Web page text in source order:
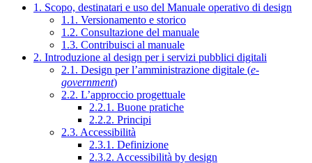
1. Scopo, destinatari e uso del Manuale operativo di design
1.1. Versionamento e storico
1.2. Consultazione del manuale
1.3. Contribuisci al manuale
2. Introduzione al design per i servizi pubblici digitali
2.1. Design per l’amministrazione digitale (e-
government)
2.2. L’approccio progettuale
2.2.1. Buone pratiche
2.2.2. Principi
2.3. Accessibilità
2.3.1. Definizione
2.3.2. Accessibilità by design